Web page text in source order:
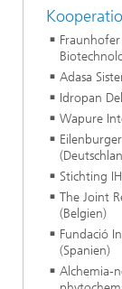
Adasa
Idropan
Wapure
Stichting
The Joint
(Belgien)
Fundació
(Spanien)
Alchemia-